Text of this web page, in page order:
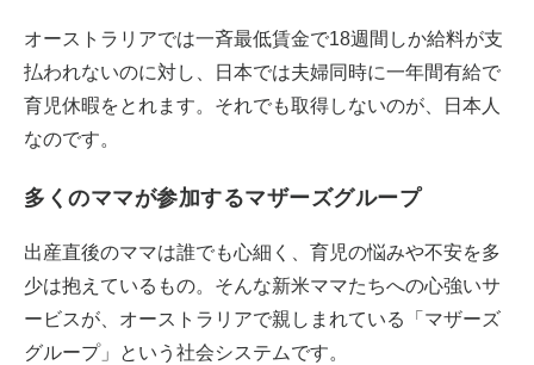
オーストラリアでは一斉最低賃金で18週間しか給料が支
払われないのに対し、日本では夫婦同時に一年間有給で
育児休暇をとれます。それでも取得しないのが、日本人
なのです。
多くのママが参加するマザーズグループ
出産直後のママは誰でも心細く、育児の悩みや不安を多
少は抱えているもの。そんな新米ママたちへの心強いサ
ービスが、オーストラリアで親しまれている「マザーズ
グループ」という社会システムです。